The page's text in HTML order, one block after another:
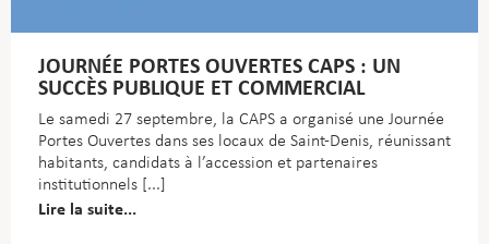
JOURNÉE PORTES OUVERTES CAPS : UN
SUCCÈS PUBLIQUE ET COMMERCIAL
Le samedi 27 septembre, la CAPS a organisé une Journée
Portes Ouvertes dans ses locaux de Saint-Denis, réunissant
habitants, candidats à l’accession et partenaires
institutionnels
Lire la suite...